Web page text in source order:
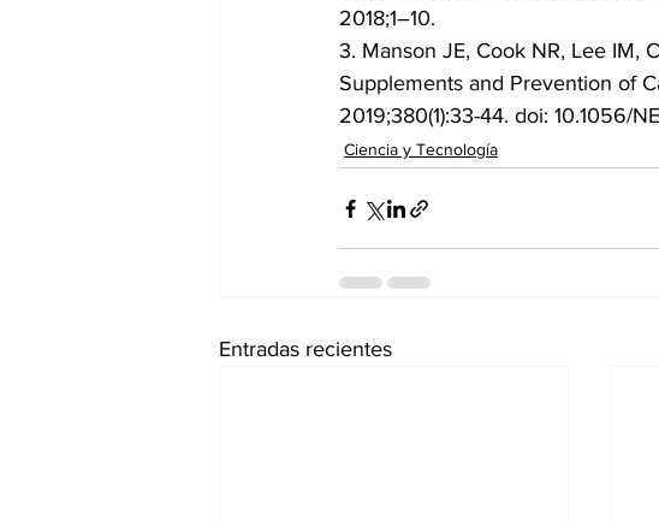
2018;1–10.
3. Manson JE, Cook NR, Lee IM,
Supplements and Prevention of
2019;380(1):33-44. doi: 10.1056/
Ciencia y Tecnología
Entradas recientes